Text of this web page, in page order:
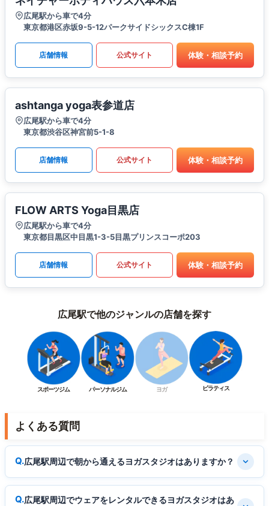
広尾駅から車で4分
東京都港区赤坂9-5-12パークサイドシックスC棟1F
店舗情報 公式サイト 体験・相談予約
ashtanga yoga表参道店
広尾駅から車で4分
東京都渋谷区神宮前5-1-8
店舗情報 公式サイト 体験・相談予約
FLOW ARTS Yoga目黒店
広尾駅から車で4分
東京都目黒区中目黒1-3-5目黒プリンスコーポ203
店舗情報 公式サイト 体験・相談予約
広尾駅で他のジャンルの店舗を探す
スポーツジム パーソナルジム ヨガ ピラティス
よくある質問
広尾駅周辺で朝から通えるヨガスタジオはありますか？
広尾駅周辺でウェアをレンタルできるヨガスタジオはあ